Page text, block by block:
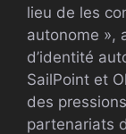
lieu de les
autonome »,
d’identité
SailPoint et
des
partenariats